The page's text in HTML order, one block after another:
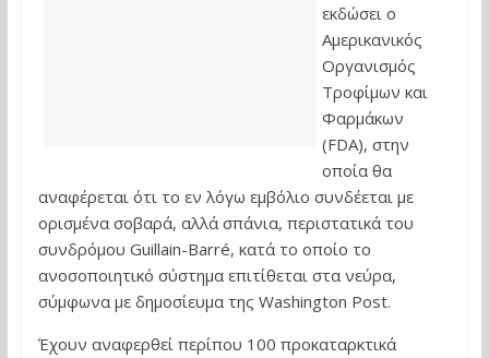
εκδώσει ο
Αμερικανικός
Οργανισμός
Τροφίμων και
Φαρμάκων
(FDA), στην
οποία θα
αναφέρεται ότι το εν λόγω εμβόλιο συνδέεται με
ορισμένα σοβαρά, αλλά σπάνια, περιστατικά του
συνδρόμου Guillain-Barré, κατά το οποίο το
ανοσοποιητικό σύστημα επιτίθεται στα νεύρα,
σύμφωνα με δημοσίευμα της Washington Post.
Έχουν αναφερθεί περίπου 100 προκαταρκτικά